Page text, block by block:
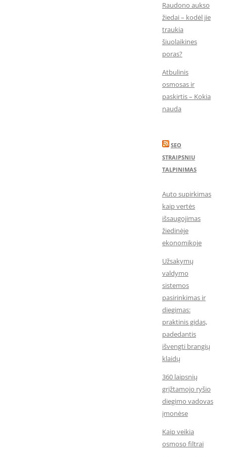
Raudono aukso
žiedai – kodėl jie
traukia
šiuolaikines
poras?
Atbulinis
osmosas ir
paskirtis – Kokia
nauda
SEO
STRAIPSNIU
TALPINIMAS
Auto supirkimas
kaip vertės
išsaugojimas
žiedinėje
ekonomikoje
Užsakymų
valdymo
sistemos
pasirinkimas ir
diegimas:
praktinis gidas,
padedantis
išvengti brangių
klaidų
360 laipsnių
grįžtamojo ryšio
diegimo vadovas
įmonėse
Kaip veikia
osmoso filtrai